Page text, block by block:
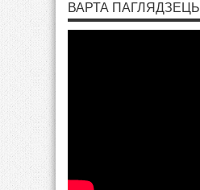
ВАРТА ПАГЛЯДЗЕЦЬ